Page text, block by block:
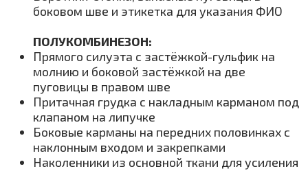
боковом шве и этикетка для указания ФИО
ПОЛУКОМБИНЕЗОН:
Прямого силуэта с застёжкой-гульфик на
молнию и боковой застёжкой на две
пуговицы в правом шве
Притачная грудка с накладным карманом под
клапаном на липучке
Боковые карманы на передних половинках с
наклонным входом и закрепками
Наколенники из основной ткани для усиления